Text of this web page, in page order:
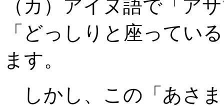
（カ）アイヌ語で「ア
「どっしりと座ってい
ます。
しかし、この「あさ